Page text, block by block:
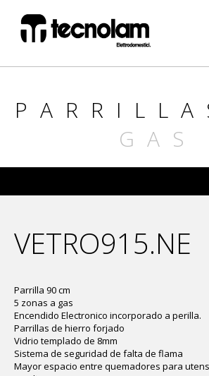
GAS
VETRO915.NE
Parrilla 90 cm
5 zonas a gas
Encendido Electronico incorporado a perilla.
Parrillas de hierro forjado
Vidrio templado de 8mm
Sistema de seguridad de falta de flama
Mayor espacio entre quemadores para